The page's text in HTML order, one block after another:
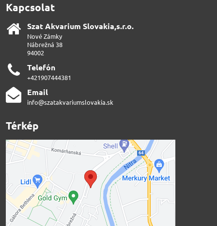
Kapcsolat
Szat Akvarium Slovakia,s​.r​.o​.
Nové Zámky
Nábrežná 38
94002
Telefón
+421907444381
Email
info@szatakvariumslovakia.sk
Térkép